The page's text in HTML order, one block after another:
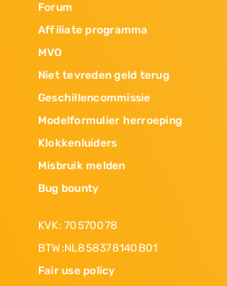
Forum
Affiliate programma
MVO
Niet tevreden geld terug
Geschillencommissie
Modelformulier herroeping
Klokkenluiders
Misbruik melden
Bug bounty
KVK: 70570078
BTW:NL858378140B01
Fair use policy